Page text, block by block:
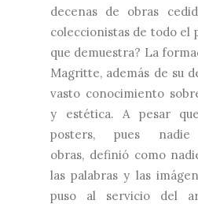
decenas de obras
coleccionistas de todo el
que demuestra? La
Magritte, además de su
vasto conocimiento
y estética. A pesar
posters, pues
obras, definió como
las palabras y las
puso al servicio del